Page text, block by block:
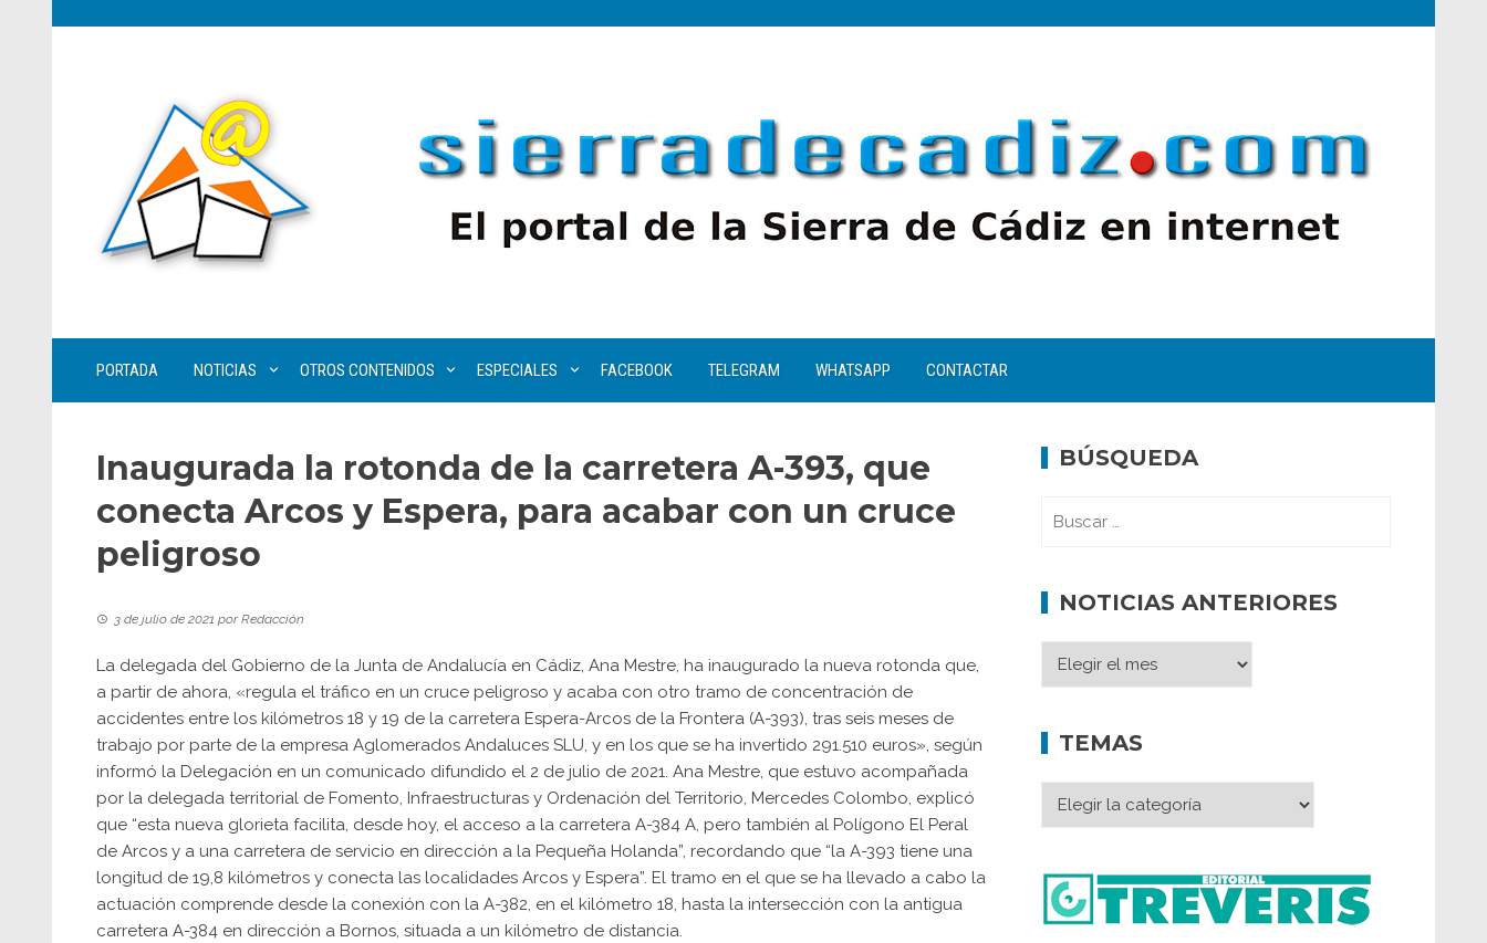
PORTADA NOTICIAS OTROS CONTENIDOS ESPECIALES FACEBOOK TELEGRAM WHATSAPP CONTACTAR
Inaugurada la rotonda de la carretera A-393, que
conecta Arcos y Espera, para acabar con un cruce
peligroso
3 de julio de 2021 porRedacción
La delegada del Gobierno de la Junta de Andalucía en Cádiz, Ana Mestre, ha inaugurado la nueva rotonda que,
a partir de ahora, «regula el tráfico en un cruce peligroso y acaba con otro tramo de concentración de
accidentes entre los kilómetros 18 y 19 de la carretera Espera-Arcos de la Frontera (A-393), tras seis meses de
trabajo por parte de la empresa Aglomerados Andaluces SLU, y en los que se ha invertido 291.510 euros», según
informó la Delegación en un comunicado difundido el 2 de julio de 2021. Ana Mestre, que estuvo acompañada
por la delegada territorial de Fomento, Infraestructuras y Ordenación del Territorio, Mercedes Colombo, explicó
que “esta nueva glorieta facilita, desde hoy, el acceso a la carretera A-384 A, pero también al Polígono El Peral
de Arcos y a una carretera de servicio en dirección a la Pequeña Holanda”, recordando que “la A-393 tiene una
longitud de 19,8 kilómetros y conecta las localidades Arcos y Espera”. El tramo en el que se ha llevado a cabo la
actuación comprende desde la conexión con la A-382, en el kilómetro 18, hasta la intersección con la antigua
carretera A-384 en dirección a Bornos, situada a un kilómetro de distancia.
BÚSQUEDA
NOTICIAS ANTERIORES
TEMAS